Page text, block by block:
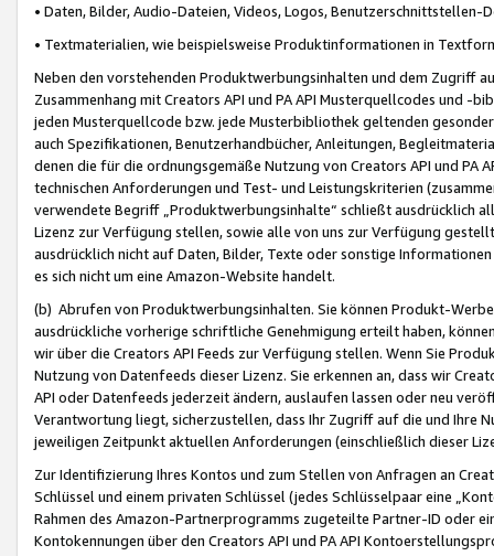
• Daten, Bilder, Audio-Dateien, Videos, Logos, Benutzerschnittstellen-
• Textmaterialien, wie beispielsweise Produktinformationen in
Neben den vorstehenden Produktwerbungsinhalten und dem Zugriff
Zusammenhang mit Creators API und PA API Musterquellcodes und
jeden Musterquellcode bzw. jede Musterbibliothek geltenden
auch Spezifikationen, Benutzerhandbücher, Anleitungen,
denen die für die ordnungsgemäße Nutzung von Creators API und PA
technischen Anforderungen und Test- und Leistungskriterien
verwendete Begriff „Produktwerbungsinhalte“ schließt ausdrücklich
Lizenz zur Verfügung stellen, sowie alle von uns zur Verfügung
ausdrücklich nicht auf Daten, Bilder, Texte oder sonstige
es sich nicht um eine Amazon-Website handelt.
(b) Abrufen von Produktwerbungsinhalten. Sie können Produkt-
ausdrückliche vorherige schriftliche Genehmigung erteilt haben,
wir über die Creators API Feeds zur Verfügung stellen. Wenn Sie
Nutzung von Datenfeeds dieser Lizenz. Sie erkennen an, dass wir
API oder Datenfeeds jederzeit ändern, auslaufen lassen oder neu
Verantwortung liegt, sicherzustellen, dass Ihr Zugriff auf die und Ihre
jeweiligen Zeitpunkt aktuellen Anforderungen (einschließlich dieser
Zur Identifizierung Ihres Kontos und zum Stellen von Anfragen an
Schlüssel und einem privaten Schlüssel (jedes Schlüsselpaar eine
Rahmen des Amazon-Partnerprogramms zugeteilte Partner-ID oder
Kontokennungen über den Creators API und PA API